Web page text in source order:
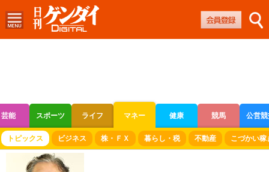
芸能 スポーツ ライフ マネー 健康 競馬 公営
ボートレース 競輪 オートレース
トピックス ビジネス 株・ＦＸ 暮らし・税 不動産 こづかい稼